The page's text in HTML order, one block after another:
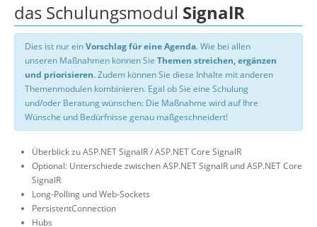
das Schulungsmodul SignalR
Dies ist nur einVorschlag für eine Agenda. Wie bei allen
unseren Maßnahmen können Sie Themen streichen, ergänzen
und priorisieren. Zudem können Sie diese Inhalte mit anderen
Themenmodulen kombinieren. Egal ob Sie eine Schulung
und/oder Beratung wünschen: Die Maßnahme wird auf Ihre
Wünsche und Bedürfnisse genau maßgeschneidert!
Überblick zu ASP.NET SignalR / ASP.NET Core SignalR
Optional: Unterschiede zwischen ASP.NET SignalR und ASP.NET Core
SignalR
Long-Polling und Web-Sockets
PersistentConnection
Hubs